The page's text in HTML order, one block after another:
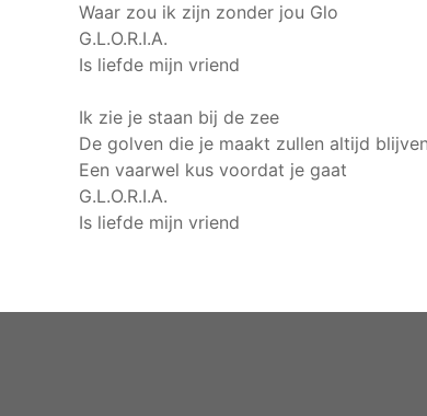
Waar zou ik zijn zonder jou Glo
G.L.O.R.I.A.
Is liefde mijn vriend
Ik zie je staan bij de zee
De golven die je maakt zullen altijd
Een vaarwel kus voordat je gaat
G.L.O.R.I.A.
Is liefde mijn vriend